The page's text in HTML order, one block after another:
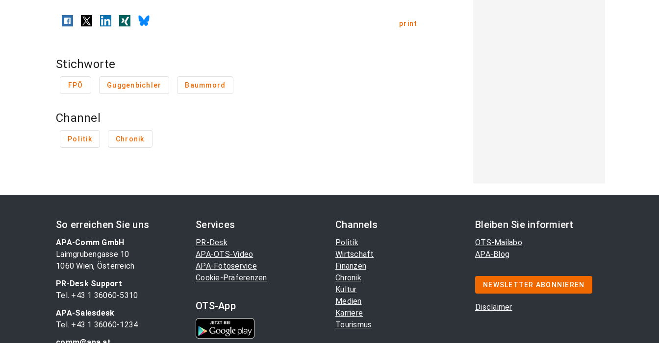
print
Stichworte
FPÖ Guggenbichler Baummord
Channel
Politik Chronik
So erreichen Sie uns
APA-Comm GmbH
Laimgrubengasse 10
1060 Wien, Österreich
PR-Desk Support
Tel. +43 1 36060-5310
APA-Salesdesk
Tel. +43 1 36060-1234
Services
PR-Desk
APA-OTS-Video
APA-Fotoservice
Cookie-Präferenzen
OTS-App
Channels
Politik
Wirtschaft
Finanzen
Chronik
Kultur
Medien
Karriere
Tourismus
Bleiben Sie informiert
OTS-Mailabo
APA-Blog
NEWSLETTER ABONNIEREN
Disclaimer